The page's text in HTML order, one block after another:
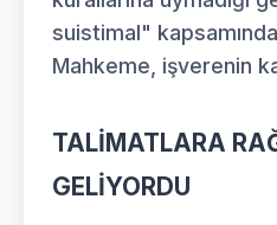
suistimal" kapsamında
Mahkeme, işverenin
TALİMATLARA
GELİYORDU